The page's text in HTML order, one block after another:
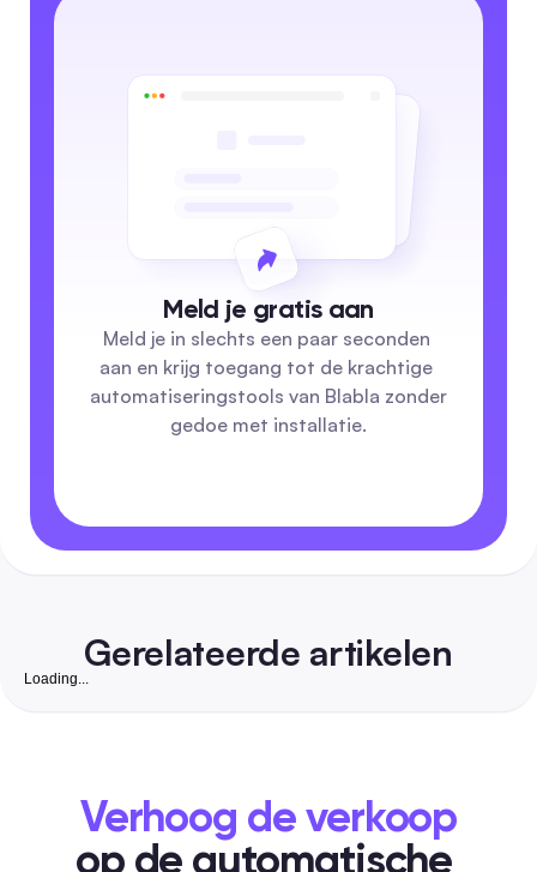
Meld je gratis aan
Meld je in slechts een paar seconden
aan en krijg toegang tot de krachtige
automatiseringstools van Blabla zonder
gedoe met installatie.
Gerelateerde artikelen
zakelijk geschikte Instagram-volgers te winnen. Bevat India-
vriendelijke tools, goedgekeurde checklists, DM/reactie
en exacte workflows om volgers om te zetten in klanten.
Loading...
Verhoog de verkoop
op de automatische